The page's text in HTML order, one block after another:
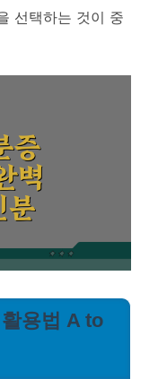
선택하는 것이 중
용법 A to